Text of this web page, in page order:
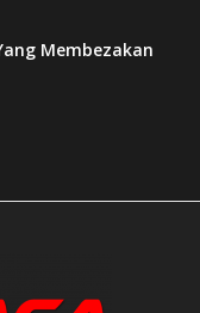
Membezakan